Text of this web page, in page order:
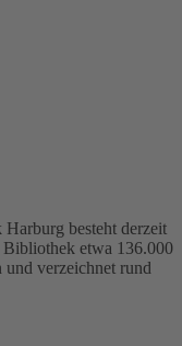
besteht derzeit
Bibliothek etwa 136.000
und verzeichnet rund